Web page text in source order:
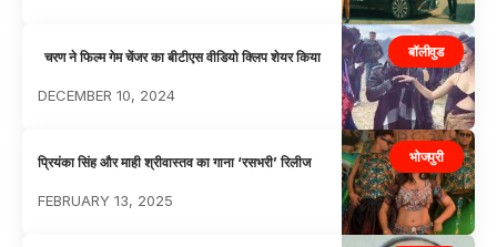
बॉलीवुड
चरण ने फिल्म गेम चेंजर का बीटीएस वीडियो क्लिप शेयर किया
DECEMBER 10, 2024
भोजपुरी
प्रियंका सिंह और माही श्रीवास्तव का गाना ‘रसभरी’ रिलीज
FEBRUARY 13, 2025